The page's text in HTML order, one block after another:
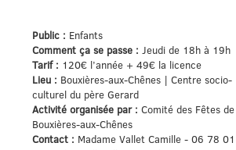
Public : Enfants
Comment ça se passe :Jeudi de 18h à 19h
Tarif : 120€ l’année + 49€ la licence
Lieu : Bouxières-aux-Chênes | Centre socio-
culturel du père Gerard
Activité organisée par :Comité des Fêtes de
Bouxières-aux-Chênes
Contact : Madame Vallet Camille - 06 78 01